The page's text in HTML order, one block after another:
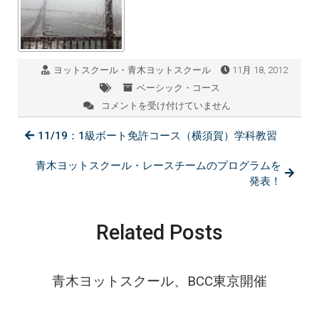
ヨットスクール・青木ヨットスクール
11月 18, 2012
ベーシック・コース
11/18:
木
ッ
ル
BKB
コ
コメントを受け付けていません
11/19：1級ボート免許コース（横須賀）学科教習
青木ヨットスクール・レースチームのプログラムを
発表！
Related Posts
青木ヨットスクール、BCC東京開催